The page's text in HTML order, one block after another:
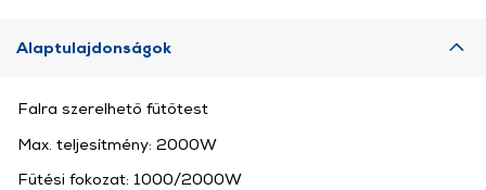
Alaptulajdonságok
Falra szerelhető fűtőtest
Max. teljesítmény: 2000W
Fűtési fokozat: 1000/2000W